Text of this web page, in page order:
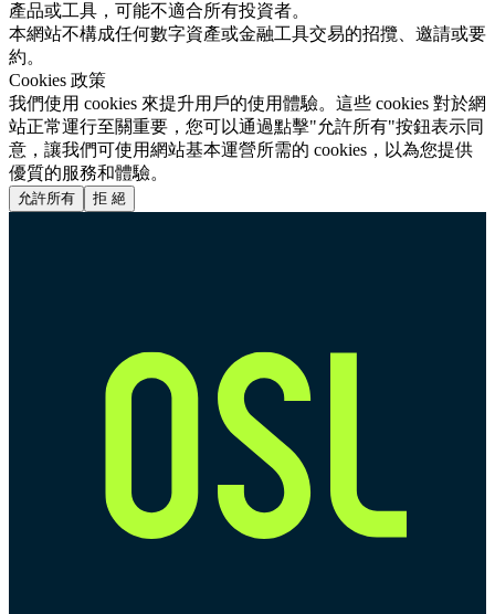
產品或工具，可能不適合所有投資者。
本網站不構成任何數字資產或金融工具交易的招攬、邀請或要
約。
Cookies 政策
我們使用 cookies 來提升用戶的使用體驗。這些 cookies 對於網
站正常運行至關重要，您可以通過點擊"允許所有"按鈕表示同
意，讓我們可使用網站基本運營所需的 cookies，以為您提供
優質的服務和體驗。
允許所有 拒 絕